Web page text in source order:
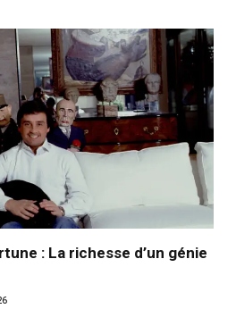
: La richesse d’un génie